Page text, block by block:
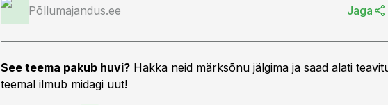
Põllumajandus.ee Jaga
See teema pakub huvi? Hakka neid märksõnu jälgima ja saad alati
teemal ilmub midagi uut!